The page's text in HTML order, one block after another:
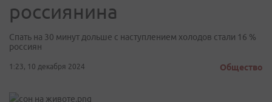
россиянина
Спать на 30 минут дольше с наступлением холодов стали 16 %
россиян
1:23, 10 декабря 2024 Общество